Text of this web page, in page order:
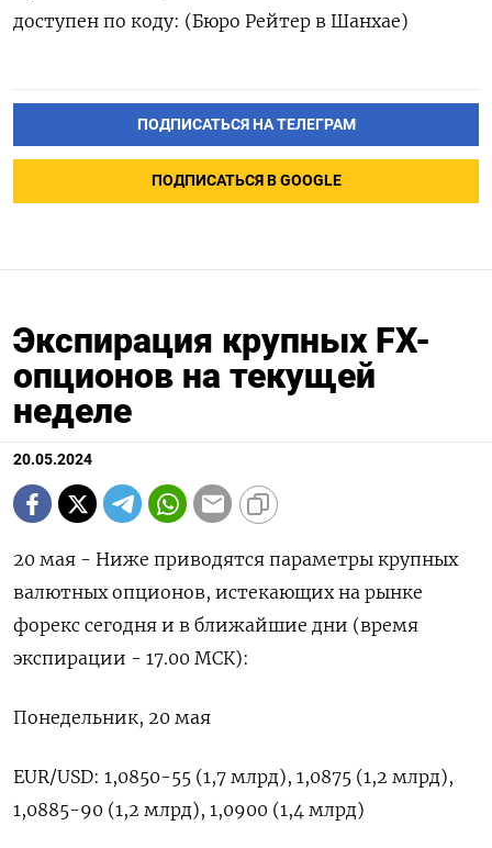
доступен по коду: (Бюро Рейтер в Шанхае)
ПОДПИСАТЬСЯ НА ТЕЛЕГРАМ
ПОДПИСАТЬСЯ В GOOGLE
Экспирация крупных FX-
опционов на текущей
неделе
20.05.2024
20 мая - Ниже приводятся параметры крупных
валютных опционов, истекающих на рынке
форекс сегодня и в ближайшие дни (время
экспирации - 17.00 МСК):
Понедельник, 20 мая
EUR/USD: 1,0850-55 (1,7 млрд), 1,0875 (1,2 млрд),
1,0885-90 (1,2 млрд), 1,0900 (1,4 млрд)